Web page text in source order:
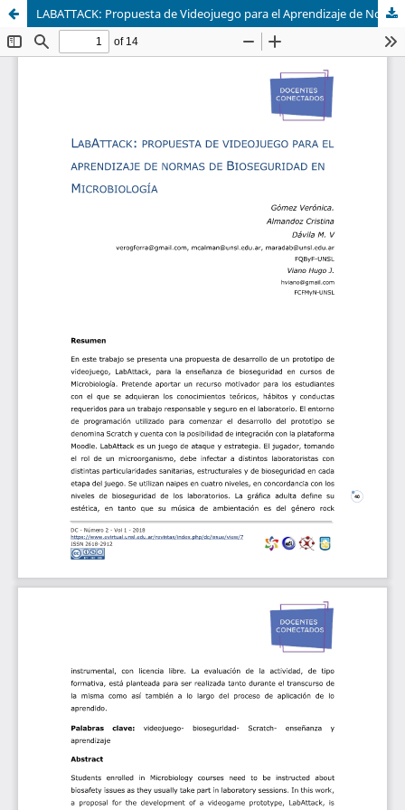
LABATTACK: Propuesta de Videojuego para el Aprendizaje de Normas de Bioseguridad en Microbiología